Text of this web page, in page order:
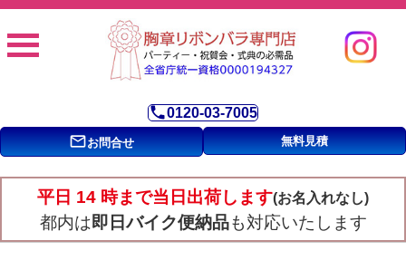
phone0120-03-7005
mail_outlineお問合せ 無料見積
平日 14 時まで当日出荷します(お名入れなし)
都内は即日バイク便納品も対応いたします